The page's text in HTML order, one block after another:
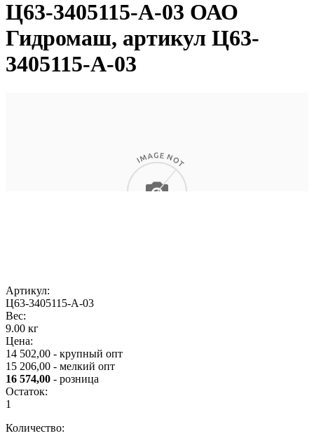
Ц63-3405115-А-03 ОАО
Гидромаш, артикул Ц63-
3405115-А-03
Артикул:
Ц63-3405115-А-03
Вес:
9.00 кг
Цена:
14 502,00 - крупный опт
15 206,00 - мелкий опт
16 574,00 - розница
Остаток:
1
Количество: